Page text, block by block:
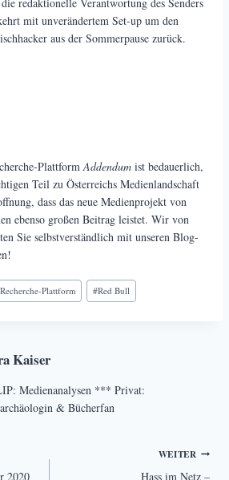
redaktionelle Verantwortung des Senders
mit unverändertem Set-up um den
aus der Sommerpause zurück.
PlattformAddendum ist bedauerlich,
Teil zu Österreichs Medienlandschaft
dass das neue Medienprojekt von
ebenso großen Beitrag leistet. Wir von
Sie selbstverständlich mit unseren Blog-
Recherche-Plattform #Red Bull
Kaiser
Medienanalysen *** Privat:
& Bücherfan
2020
WEITER
Hass im Netz –